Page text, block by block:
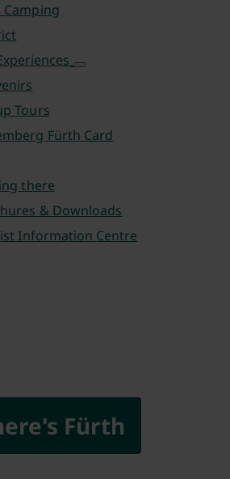
Camping
Tours
Fürth Card
there
& Downloads
Information Centre
Fürth